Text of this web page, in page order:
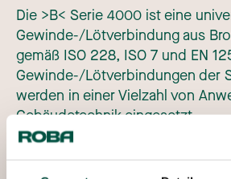
Die >B< Serie 4000 ist eine
Gewinde-/Lötverbindung aus
gemäß ISO 228, ISO 7 und EN
Gewinde-/Lötverbindungen der
werden in einer Vielzahl von
Gebäudetechnik eingesetzt.
Anwendungen: